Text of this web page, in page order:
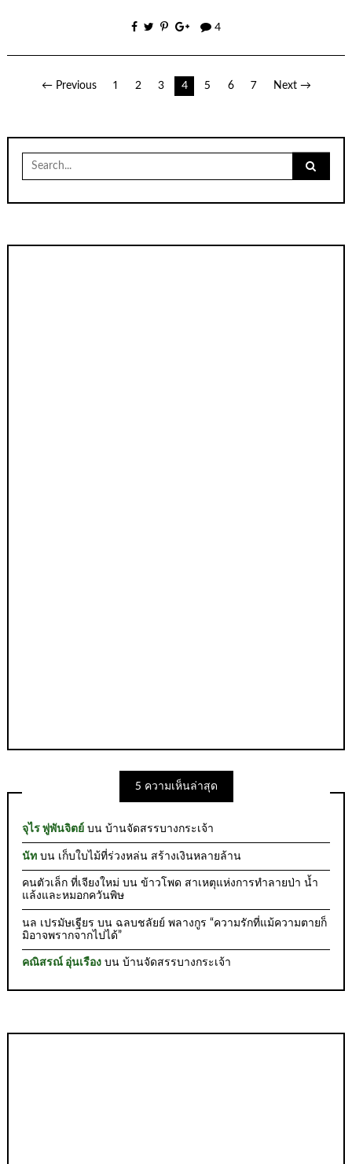
4
เมนู
เรื่อง
← Previous 1 2 3 4 5 6 7 Next →
for:
5 ความเห็นล่าสุด
จุไร พู่พันจิตย์ บนบ้านจัดสรรบางกระเจ้า
นัท บน เก็บใบไม้ที่ร่วงหล่น สร้างเงินหลายล้าน
คนตัวเล็ก ที่เจียงใหม่ บนข้าวโพด สาเหตุแห่งการทำลายป่า น้ำ
แล้งและหมอกควันพิษ
นล เปรมัษเฐียร บน ฉลบชลัยย์ พลางกูร “ความรักที่แม้ความตายก็
มิอาจพรากจากไปได้”
คณิสรณ์ อุ่นเรือง บนบ้านจัดสรรบางกระเจ้า